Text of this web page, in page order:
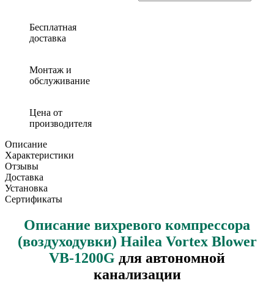
Бесплатная
доставка
Монтаж и
обслуживание
Цена от
производителя
Описание
Характеристики
Отзывы
Доставка
Установка
Сертификаты
Описание вихревого компрессора
(воздуходувки) Hailea Vortex Blower
VB-1200G для автономной
канализации